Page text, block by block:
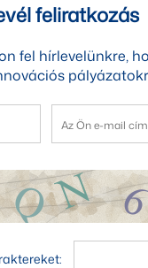
feliratkozás
fel hírlevelünkre,